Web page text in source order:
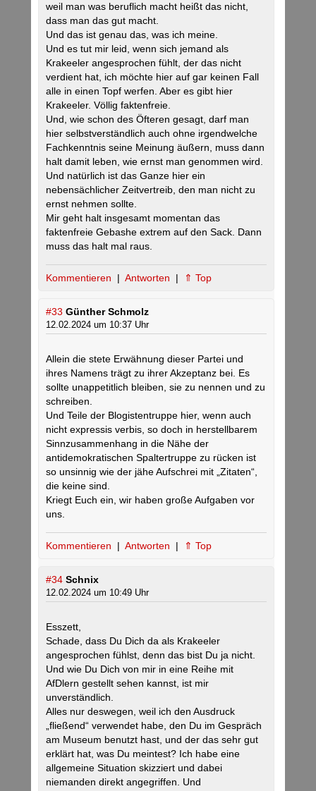
weil man was beruflich macht heißt das nicht,
dass man das gut macht.
Und das ist genau das, was ich meine.
Und es tut mir leid, wenn sich jemand als
Krakeeler angesprochen fühlt, der das nicht
verdient hat, ich möchte hier auf gar keinen Fall
alle in einen Topf werfen. Aber es gibt hier
Krakeeler. Völlig faktenfreie.
Und, wie schon des Öfteren gesagt, darf man
hier selbstverständlich auch ohne irgendwelche
Fachkenntnis seine Meinung äußern, muss dann
halt damit leben, wie ernst man genommen wird.
Und natürlich ist das Ganze hier ein
nebensächlicher Zeitvertreib, den man nicht zu
ernst nehmen sollte.
Mir geht halt insgesamt momentan das
faktenfreie Gebashe extrem auf den Sack. Dann
muss das halt mal raus.
Kommentieren | Antworten | ⇑ Top
#33 Günther Schmolz
12.02.2024 um 10:37 Uhr
Allein die stete Erwähnung dieser Partei und
ihres Namens trägt zu ihrer Akzeptanz bei. Es
sollte unappetitlich bleiben, sie zu nennen und zu
schreiben.
Und Teile der Blogistentruppe hier, wenn auch
nicht expressis verbis, so doch in herstellbarem
Sinnzusammenhang in die Nähe der
antidemokratischen Spaltertruppe zu rücken ist
so unsinnig wie der jähe Aufschrei mit „Zitaten“,
die keine sind.
Kriegt Euch ein, wir haben große Aufgaben vor
uns.
Kommentieren | Antworten | ⇑ Top
#34 Schnix
12.02.2024 um 10:49 Uhr
Esszett,
Schade, dass Du Dich da als Krakeeler
angesprochen fühlst, denn das bist Du ja nicht.
Und wie Du Dich von mir in eine Reihe mit
AfDlern gestellt sehen kannst, ist mir
unverständlich.
Alles nur deswegen, weil ich den Ausdruck
„fließend“ verwendet habe, den Du im Gespräch
am Museum benutzt hast, und der das sehr gut
erklärt hat, was Du meintest? Ich habe eine
allgemeine Situation skizziert und dabei
niemanden direkt angegriffen. Und